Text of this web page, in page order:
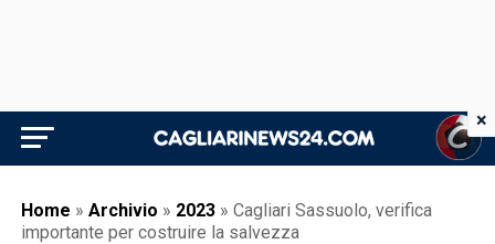
Home » Archivio » 2023 » Cagliari Sassuolo, verifica
importante per costruire la salvezza
×